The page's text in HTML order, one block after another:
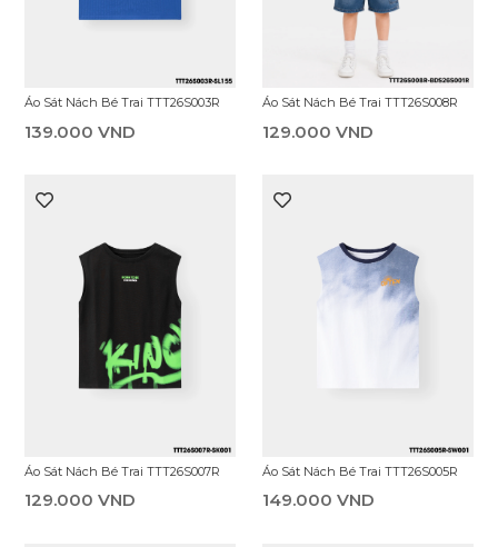
Áo Sát Nách Bé Trai TTT26S003R
139.000 VND
Áo Sát Nách Bé Trai TTT26S008R
129.000 VND
Áo Sát Nách Bé Trai TTT26S007R
129.000 VND
Áo Sát Nách Bé Trai TTT26S005R
149.000 VND